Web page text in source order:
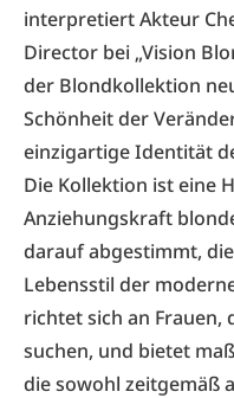
interpretiert Akteur
Director bei „Vision
der Blondkollektion
Schönheit der
einzigartige Identität
Die Kollektion ist eine
Anziehungskraft
darauf abgestimmt,
Lebensstil der
richtet sich an
suchen, und bietet
die sowohl zeitgemäß